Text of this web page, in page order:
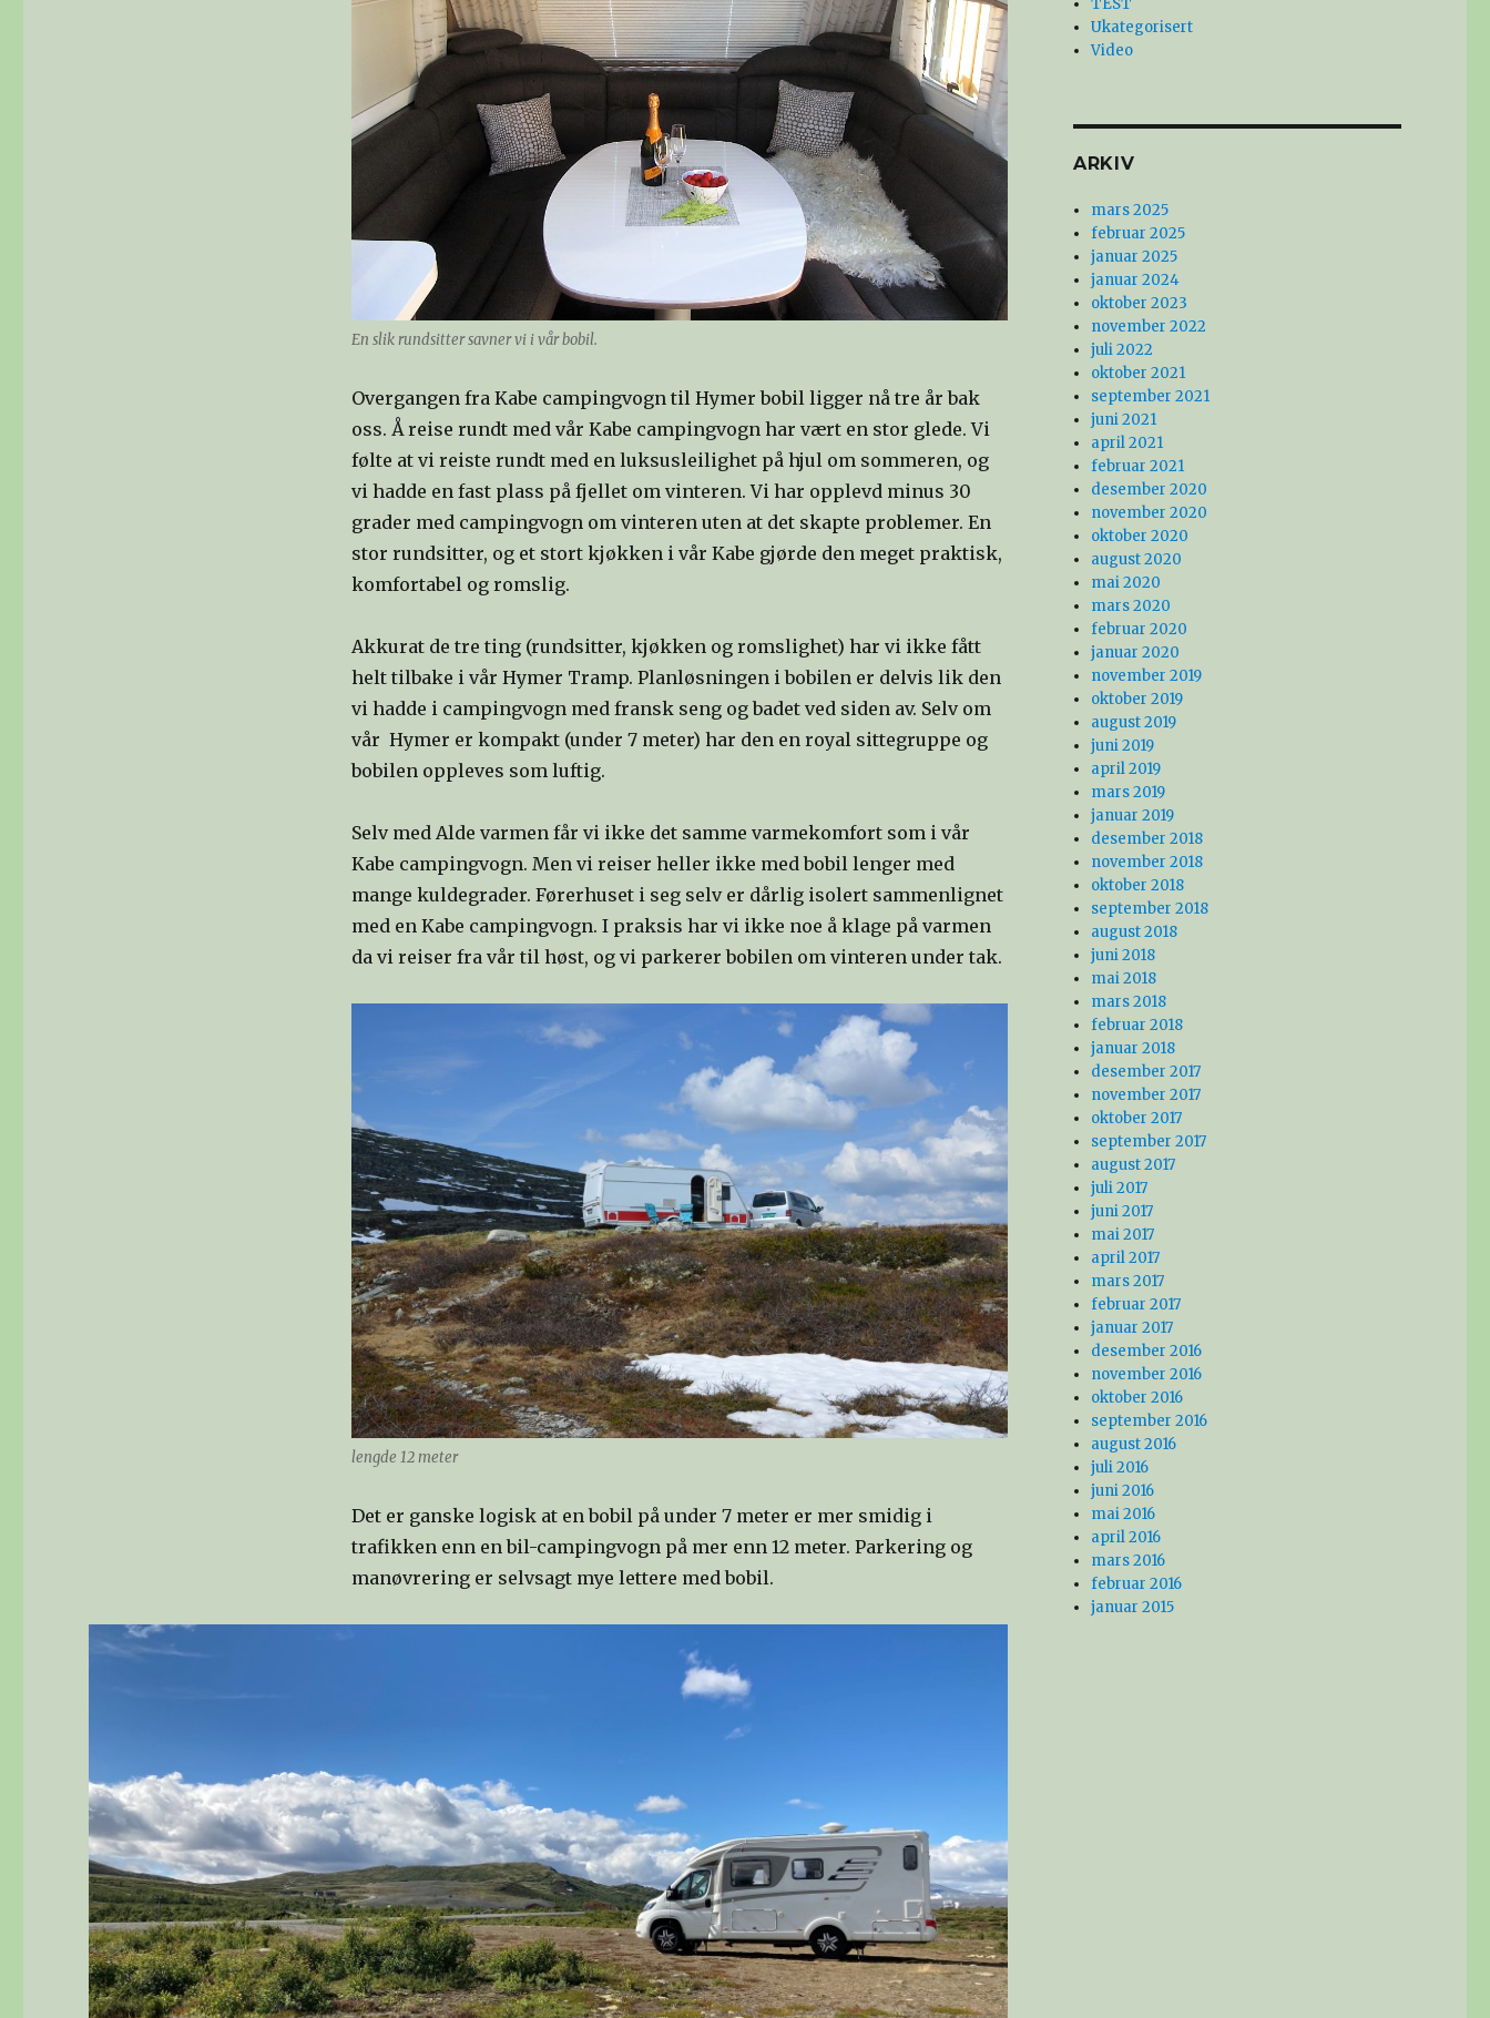
En slik rundsitter savner vi i vår bobil.
Overgangen fra Kabe campingvogn til Hymer bobil ligger nå tre år bak
oss. Å reise rundt med vår Kabe campingvogn har vært en stor glede. Vi
følte at vi reiste rundt med en luksusleilighet på hjul om sommeren, og
vi hadde en fast plass på fjellet om vinteren. Vi har opplevd minus 30
grader med campingvogn om vinteren uten at det skapte problemer. En
stor rundsitter, og et stort kjøkken i vår Kabe gjørde den meget praktisk,
komfortabel og romslig.
Akkurat de tre ting (rundsitter, kjøkken og romslighet) har vi ikke fått
helt tilbake i vår Hymer Tramp. Planløsningen i bobilen er delvis lik den
vi hadde i campingvogn med fransk seng og badet ved siden av. Selv om
vår Hymer er kompakt (under 7 meter) har den en royal sittegruppe og
bobilen oppleves som luftig.
Selv med Alde varmen får vi ikke det samme varmekomfort som i vår
Kabe campingvogn. Men vi reiser heller ikke med bobil lenger med
mange kuldegrader. Førerhuset i seg selv er dårlig isolert sammenlignet
med en Kabe campingvogn. I praksis har vi ikke noe å klage på varmen
da vi reiser fra vår til høst, og vi parkerer bobilen om vinteren under tak.
lengde 12 meter
Det er ganske logisk at en bobil på under 7 meter er mer smidig i
trafikken enn en bil-campingvogn på mer enn 12 meter. Parkering og
manøvrering er selvsagt mye lettere med bobil.
TEST
Ukategorisert
Video
ARKIV
mars 2025
februar 2025
januar 2025
januar 2024
oktober 2023
november 2022
juli 2022
oktober 2021
september 2021
juni 2021
april 2021
februar 2021
desember 2020
november 2020
oktober 2020
august 2020
mai 2020
mars 2020
februar 2020
januar 2020
november 2019
oktober 2019
august 2019
juni 2019
april 2019
mars 2019
januar 2019
desember 2018
november 2018
oktober 2018
september 2018
august 2018
juni 2018
mai 2018
mars 2018
februar 2018
januar 2018
desember 2017
november 2017
oktober 2017
september 2017
august 2017
juli 2017
juni 2017
mai 2017
april 2017
mars 2017
februar 2017
januar 2017
desember 2016
november 2016
oktober 2016
september 2016
august 2016
juli 2016
juni 2016
mai 2016
april 2016
mars 2016
februar 2016
januar 2015